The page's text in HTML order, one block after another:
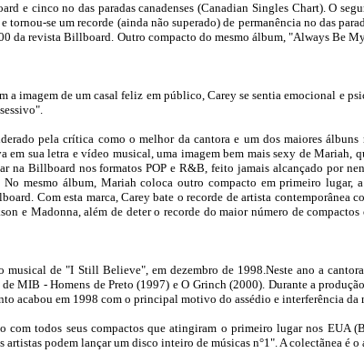
e cinco no das paradas canadenses (Canadian Singles Chart). O
se um recorde (ainda não superado) de permanência no das
da revista Billboard. Outro compacto do mesmo álbum, "Always Be
a imagem de um casal feliz em público, Carey se sentia emocional e
pela crítica como o melhor da cantora e um dos maiores álbuns
sua letra e vídeo musical, uma imagem bem mais sexy de Mariah,
na Billboard nos formatos POP e R&B, feito jamais alcançado por
mesmo álbum, Mariah coloca outro compacto em primeiro lugar,
Com esta marca, Carey bate o recorde de artista contemporânea
e Madonna, além de deter o recorde do maior número de
musical de "I Still Believe", em dezembro de 1998.Neste ano a
MIB - Homens de Preto (1997) e O Grinch (2000). Durante a
acabou em 1998 com o principal motivo do assédio e interferência da
todos seus compactos que atingiram o primeiro lugar nos EUA
podem lançar um disco inteiro de músicas n°1". A colectãnea é